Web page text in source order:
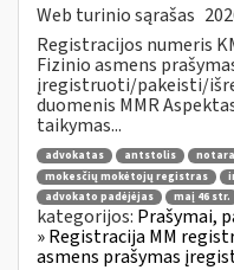
Web turinio sąrašas
Registracijos numeris
Fizinio asmens
įregistruoti/pakeisti/
duomenis MMR
taikymas...
advokatas antstolis
mokesčių mokėtojų registras
advokato padėjėjas
maį 46 str.
kategorijos: Prašymai,
» Registracija MM
asmens prašymas